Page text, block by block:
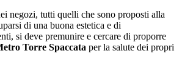
negozi, tutti quelli che sono proposti alla
di una buona estetica e di
si deve premunire e cercare di proporre
Torre Spaccata per la salute dei propri